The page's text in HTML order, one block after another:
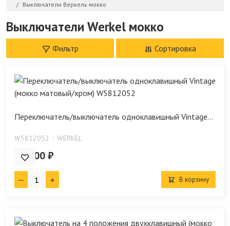
Выключатели Веркель мокко
Выключатели Werkel мокко
Фильтр Сортировка
Переключатель/выключатель одноклавишный Vintage...
W5812052 WERKEL
810.00 ₽
В корзину